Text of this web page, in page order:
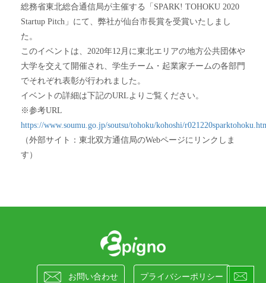
総務省東北総合通信局が主催する「SPARK! TOHOKU 2020
Startup Pitch」にて、弊社が仙台市長賞を受賞いたしまし
た。
このイベントは、2020年12月に東北エリアの地方公共団体や
大学を交えて開催され、学生チーム・起業家チームの各部門
でそれぞれ表彰が行われました。
イベントの詳細は下記のURLよりご覧ください。
※参考URL
https://www.soumu.go.jp/soutsu/tohoku/kohoshi/
（外部サイト：東北双方通信局のWebページにリンクしま
す）

 お問い合わせ プライバシーポリシー